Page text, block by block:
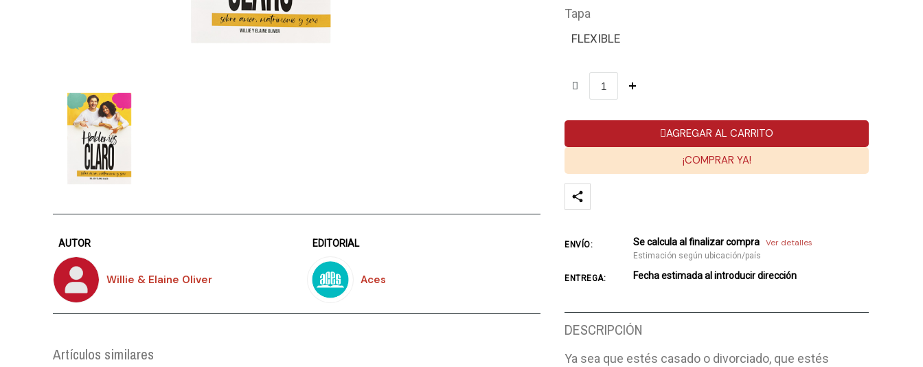
AUTOR
Willie & Elaine Oliver
EDITORIAL
Aces
Artículos similares
Tapa
FLEXIBLE
AGREGAR AL CARRITO
¡COMPRAR YA!
ENVÍO: Se calcula al finalizar compra Ver detalles
Estimación según ubicación/país
ENTREGA: Fecha estimada al introducir dirección
DESCRIPCIÓN
Ya sea que estés casado o divorciado, que estés